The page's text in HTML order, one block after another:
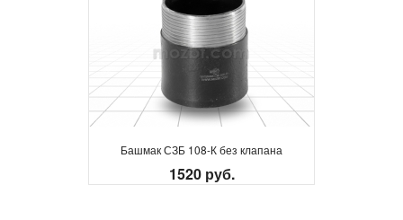
Башмак СЗБ 108-К без клапана
1520 руб.